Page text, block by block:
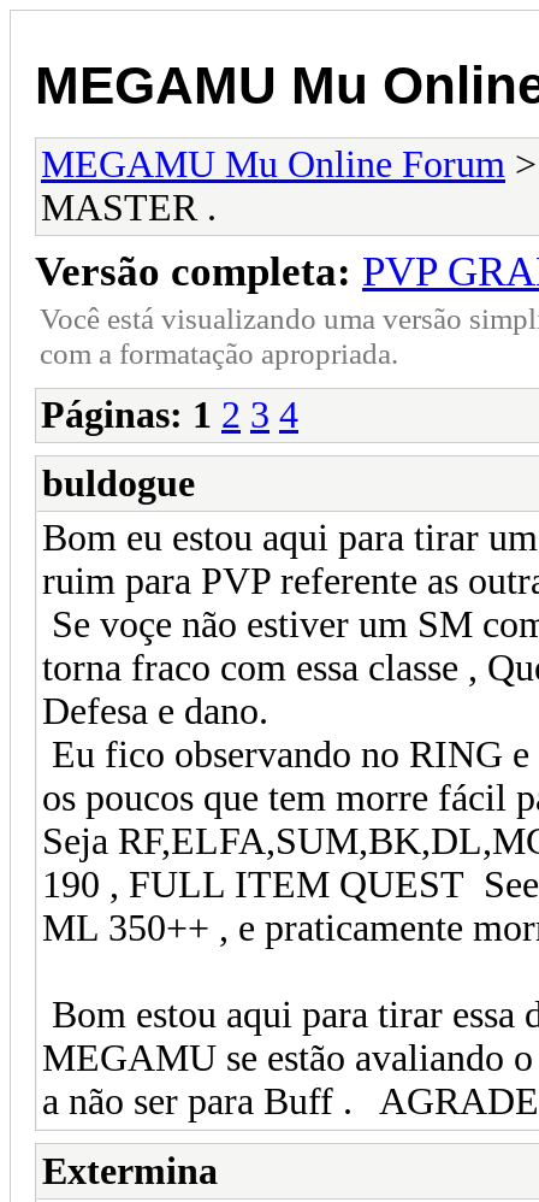
MEGAMU Mu
MEGAMU Mu Online Forum
MASTER .
Versão completa: PVP
Você está visualizando uma versão
com a formatação apropriada.
Páginas: 1 2 3 4
buldogue
Bom eu estou aqui para tirar
ruim para PVP referente as
Se voçe não estiver um SM
torna fraco com essa classe ,
Defesa e dano.
Eu fico observando no RING
os poucos que tem morre fácil
Seja
190 , FULL ITEM QUEST
ML 350++ , e praticamente
Bom estou aqui para tirar essa
MEGAMU se estão avaliando
a não ser para Buff .
Extermina